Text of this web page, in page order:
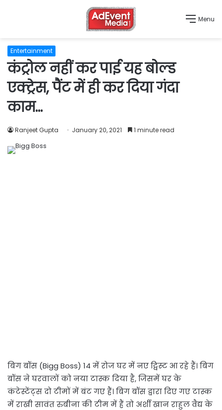
Menu
Entertainment
कंट्रोल नहीं कर पाई यह बोल्ड
एक्ट्रेस, पैंट में ही कर दिया गंदा
काम…
Ranjeet Gupta January 20, 2021 1 minute read
बिग बॉस (Bigg Boss) 14 में रोज घर में नए ट्विस्ट आ रहे हैं। बिग
बॉस ने घरवालों को नया टास्क दिया है, जिसमें घर के
कंटेस्टेंट्स दो टीमों में बंट गए हैं। बिग बॉस द्वारा दिए गए टास्क
में राखी सावंत रुबीना की टीम में हैं तो अर्शी खान राहुल वैद्य के